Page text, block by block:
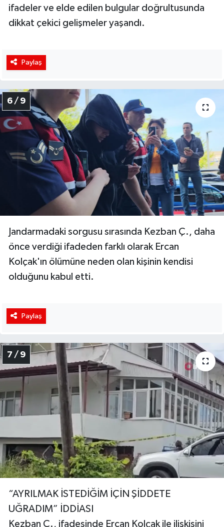
ifadeler ve elde edilen bulgular doğrultusunda
dikkat çekici gelişmeler yaşandı.
Paylaş
6 / 9
Jandarmadaki sorgusu sırasında Kezban Ç., daha
önce verdiği ifadeden farklı olarak Ercan
Kolçak'ın ölümüne neden olan kişinin kendisi
olduğunu kabul etti.
Paylaş
7 / 9
“AYRILMAK İSTEDİĞİM İÇİN ŞİDDETE
UĞRADIM” İDDİASI
Kezban Ç., ifadesinde Ercan Kolçak ile ilişkisini